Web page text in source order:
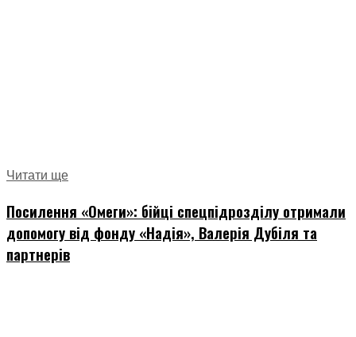
Читати ще
Посилення «Омеги»: бійці спецпідрозділу отримали
допомогу від фонду «Надія», Валерія Дубіля та
партнерів